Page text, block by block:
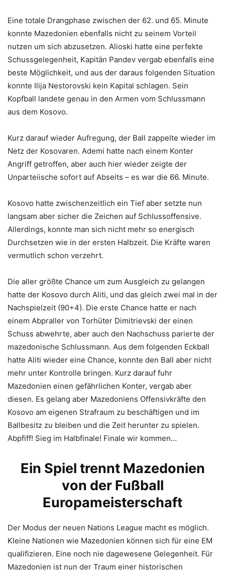
Eine totale Drangphase zwischen der 62. und 65. Minute
konnte Mazedonien ebenfalls nicht zu seinem Vorteil
nutzen um sich abzusetzen. Alioski hatte eine perfekte
Schussgelegenheit, Kapitän Pandev vergab ebenfalls eine
beste Möglichkeit, und aus der daraus folgenden Situation
konnte Ilija Nestorovski kein Kapital schlagen. Sein
Kopfball landete genau in den Armen vom Schlussmann
aus dem Kosovo.
Kurz darauf wieder Aufregung, der Ball zappelte wieder im
Netz der Kosovaren. Ademi hatte nach einem Konter
Angriff getroffen, aber auch hier wieder zeigte der
Unparteiische sofort auf Abseits – es war die 66. Minute.
Kosovo hatte zwischenzeitlich ein Tief aber setzte nun
langsam aber sicher die Zeichen auf Schlussoffensive.
Allerdings, konnte man sich nicht mehr so energisch
Durchsetzen wie in der ersten Halbzeit. Die Kräfte waren
vermutlich schon verzehrt.
Die aller größte Chance um zum Ausgleich zu gelangen
hatte der Kosovo durch Aliti, und das gleich zwei mal in der
Nachspielzeit (90+4). Die erste Chance hatte er nach
einem Abpraller von Torhüter Dimitrievski der einen
Schuss abwehrte, aber auch den Nachschuss parierte der
mazedonische Schlussmann. Aus dem folgenden Eckball
hatte Aliti wieder eine Chance, konnte den Ball aber nicht
mehr unter Kontrolle bringen. Kurz darauf fuhr
Mazedonien einen gefährlichen Konter, vergab aber
diesen. Es gelang aber Mazedoniens Offensivkräfte den
Kosovo am eigenen Strafraum zu beschäftigen und im
Ballbesitz zu bleiben und die Zeit herunter zu spielen.
Abpfiff! Sieg im Halbfinale! Finale wir kommen…
Ein Spiel trennt Mazedonien
von der Fußball
Europameisterschaft
Der Modus der neuen Nations League macht es möglich.
Kleine Nationen wie Mazedonien können sich für eine EM
qualifizieren. Eine noch nie dagewesene Gelegenheit. Für
Mazedonien ist nun der Traum einer historischen